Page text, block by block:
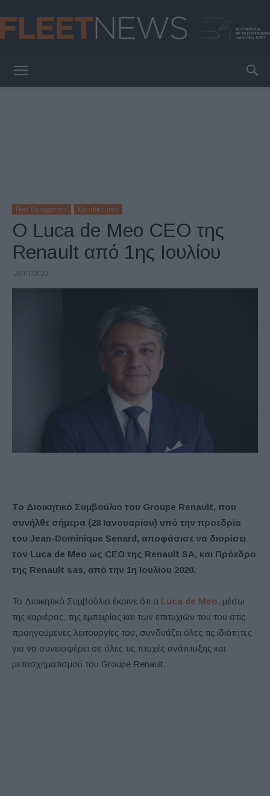
Fleet Management Manufacturers
Ο Luca de Meo CEO της
Renault από 1ης Ιουλίου
28/01/2020
Το Διοικητικό Συμβούλιο του Groupe Renault, που
συνήλθε σήμερα (28 Ιανουαρίου) υπό την προεδρία
του Jean-Dominique Senard, αποφάσισε να διορίσει
τον Luca de Meo ως CEO της Renault SA, και Πρόεδρο
της Renault sas, από την 1η Ιουλίου 2020.
Το Διοικητικό Συμβούλιο έκρινε ότι ο Luca de Meo, μέσω
της καριέρας, της εμπειρίας και των επιτυχιών του του στις
προηγούμενες λειτουργίες του, συνδυάζει όλες τις ιδιότητες
για να συνεισφέρει σε όλες τις πτυχές ανάπτυξης και
μετασχηματισμού του Groupe Renault.